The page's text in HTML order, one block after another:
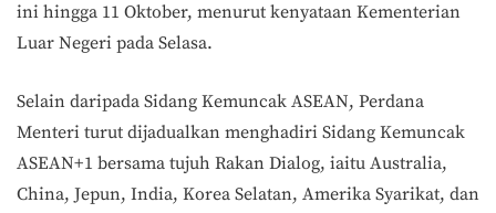
ini hingga 11 Oktober, menurut kenyataan Kementerian
Luar Negeri pada Selasa.
Selain daripada Sidang Kemuncak ASEAN, Perdana
Menteri turut dijadualkan menghadiri Sidang Kemuncak
ASEAN+1 bersama tujuh Rakan Dialog, iaitu Australia,
China, Jepun, India, Korea Selatan, Amerika Syarikat, dan